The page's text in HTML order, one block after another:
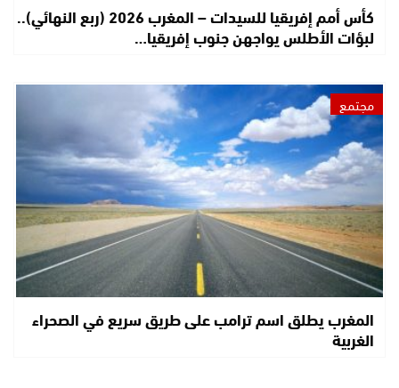
كأس أمم إفريقيا للسيدات – المغرب 2026 (ربع النهائي)..
لبؤات الأطلس يواجهن جنوب إفريقيا…
مجتمع
المغرب يطلق اسم ترامب على طريق سريع في الصحراء
الغربية